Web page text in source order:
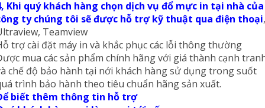
Khi quý khách hàng chọn dịch vụ đổ mực in tại nhà của
ty chúng tôi sẽ được hỗ trợ kỹ thuật qua điện thoại,
Teamview
trợ cài đặt máy in và khắc phục các lỗi thông thường
mua các sản phẩm chính hãng với giá thành cạnh
chế độ bảo hành tại nới khách hàng sử dụng trong suốt
trình bảo hành theo tiêu chuẩn hãng sản xuất.
biết thêm thông tin hỗ trợ